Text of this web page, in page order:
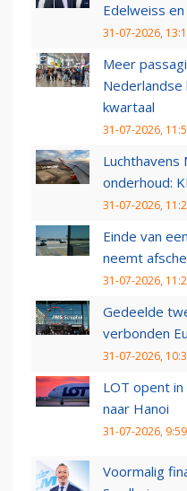
Edelweiss
31-07-2026,
Meer
Nederlandse
kwartaal
31-07-2026,
Luchthavens
onderhoud:
31-07-2026,
Einde van
neemt
31-07-2026,
Gedeelde
verbonden
31-07-2026,
LOT opent
naar Hanoi
31-07-2026, 9:59
Voormalig